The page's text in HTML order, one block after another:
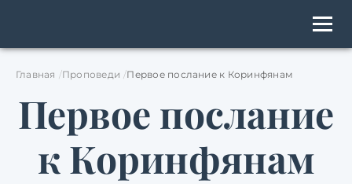
Главная Проповеди Первое послание к Коринфянам
Первое послание
к Коринфянам